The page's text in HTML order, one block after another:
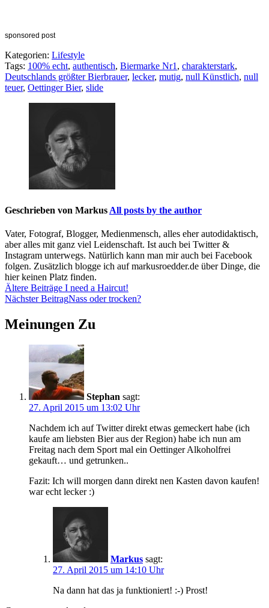
sponsored post
Kategorien: Lifestyle
Tags: 100% echt, authentisch, Biermarke Nr1 , charakterstark,
Deutschlands größter Bierbrauer, lecker, mutig, null Künstlich, null
teuer, Oettinger Bier, slide
Geschrieben von Markus All posts by the author
Vater, Fotograf, Blogger, Medienmensch, alles eher autodidaktisch,
aber alles mit ganz viel Leidenschaft. Ist auch bei Twitter &
Instagram unterwegs. Natürlich kann man mir auch bei Facebook
folgen. Zusätzlich blogge ich auf markusroedder.de über Dinge, die
hier keinen Platz finden.
Beitragsnavigation
Ältere Beiträge I need a Haircut!
Nächster BeitragNass oder trocken?
Meinungen Zu
Stephan sagt:
27. April 2015 um 13:02 Uhr
Nachdem ich auf Twitter direkt etwas gemeckert habe (ich
kaufe am liebsten Bier aus der Region) habe ich nun am
Freitag nach dem Sport mal ein Oettinger Alkoholfrei
gekauft… und getrunken..
Fazit: Ich will morgen dann direkt nen Kasten davon kaufen!
war echt lecker :)
Markus sagt:
27. April 2015 um 14:10 Uhr
Na dann hat das ja funktioniert! :-) Prost!